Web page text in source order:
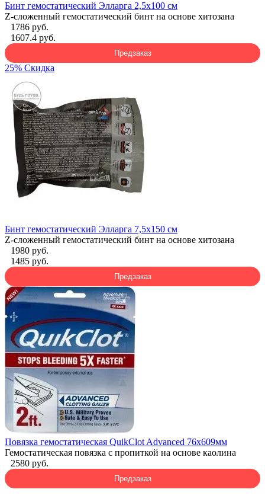
Бинт гемостатический Элларга 2,5х100 см
Z-сложенный гемостатический бинт на основе хитозана
1786 руб.
1607.4 руб.
Предзаказ
25% Скидка
Бинт гемостатический Элларга 7,5х150 см
Z-сложенный гемостатический бинт на основе хитозана
1980 руб.
1485 руб.
Предзаказ
Повязка гемостатическая QuikClot Advanced 76x609мм
Гемостатическая повязка с пропиткой на основе каолина
2580 руб.
Предзаказ